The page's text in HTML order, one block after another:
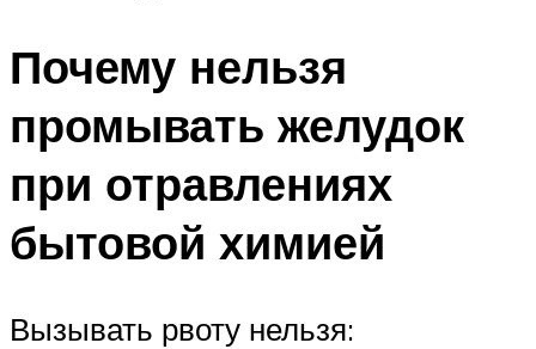
Почему нельзя
промывать желудок
при отравлениях
бытовой химией
Вызывать рвоту нельзя: